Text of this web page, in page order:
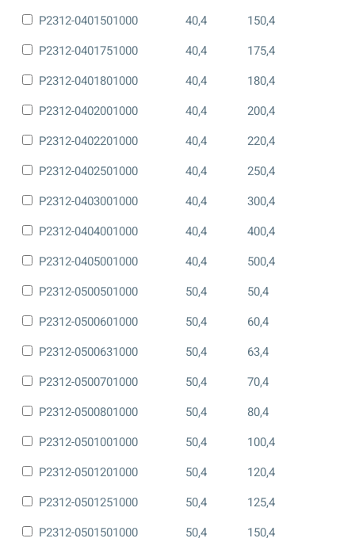
P2312-0401501000 40,4
150,4
P2312-0401751000
40,4
175,4
P2312-0401801000
40,4
180,4
P2312-0402001000
40,4
200,4
P2312-0402201000
40,4
220,4
P2312-0402501000
40,4
250,4
P2312-0403001000
40,4
300,4
P2312-0404001000
40,4
400,4
P2312-0405001000
40,4
500,4
P2312-0500501000
50,4
50,4
P2312-0500601000
50,4
60,4
P2312-0500631000
50,4
63,4
P2312-0500701000
50,4
70,4
P2312-0500801000
50,4
80,4
P2312-0501001000
50,4
100,4
P2312-0501201000
50,4
120,4
P2312-0501251000
50,4
125,4
P2312-0501501000
50,4
150,4